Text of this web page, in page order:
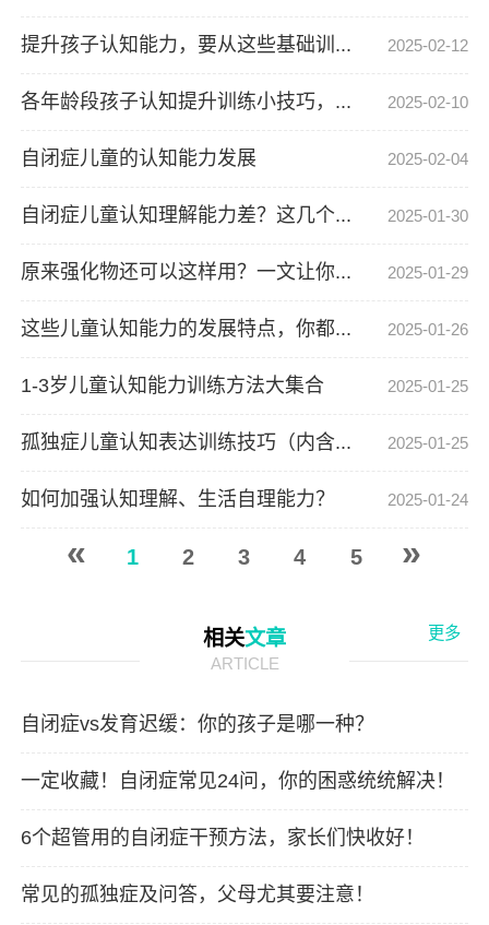
提升孩子认知能力，要从这些基础训... 2025-02-12
各年龄段孩子认知提升训练小技巧，... 2025-02-10
自闭症儿童的认知能力发展 2025-02-04
自闭症儿童认知理解能力差？这几个... 2025-01-30
原来强化物还可以这样用？一文让你... 2025-01-29
这些儿童认知能力的发展特点，你都... 2025-01-26
1-3岁儿童认知能力训练方法大集合 2025-01-25
孤独症儿童认知表达训练技巧（内含... 2025-01-25
如何加强认知理解、生活自理能力？ 2025-01-24
« 1 2 3 4 5 »
相关文章
ARTICLE
更多
自闭症vs发育迟缓：你的孩子是哪一种？
一定收藏！自闭症常见24问，你的困惑统统解决！
6个超管用的自闭症干预方法，家长们快收好！
常见的孤独症及问答，父母尤其要注意！